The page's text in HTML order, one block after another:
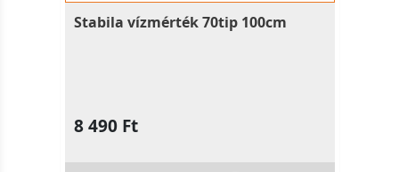
Stabila vízmérték 70tip 100cm
8 490 Ft